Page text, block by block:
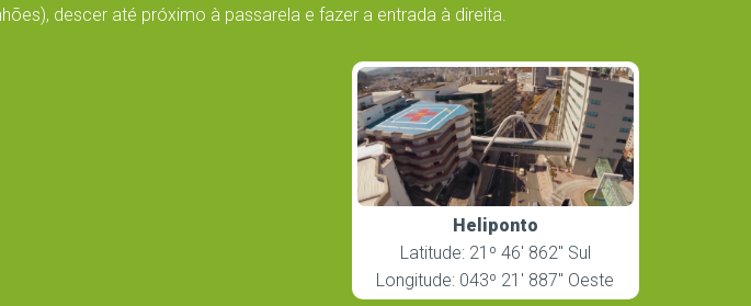
descer até próximo à passarela e fazer a entrada à direita.
Heliponto
Latitude: 21º 46′ 862″ Sul
Longitude: 043º 21′ 887″ Oeste